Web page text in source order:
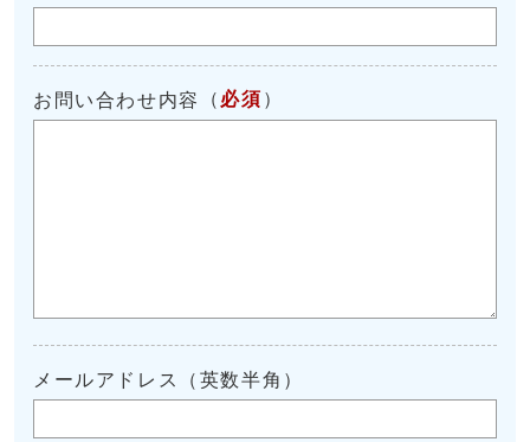
お問い合わせ内容 （ 必須 ）
メールアドレス（英数半角）